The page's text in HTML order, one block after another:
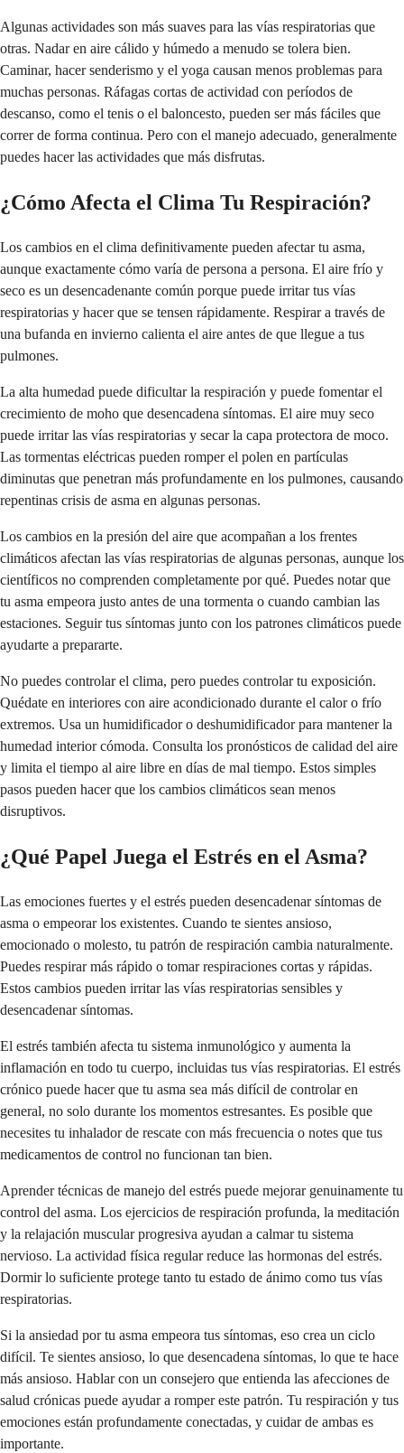
Algunas actividades son más suaves para las vías respiratorias que
otras. Nadar en aire cálido y húmedo a menudo se tolera bien.
Caminar, hacer senderismo y el yoga causan menos problemas para
muchas personas. Ráfagas cortas de actividad con períodos de
descanso, como el tenis o el baloncesto, pueden ser más fáciles que
correr de forma continua. Pero con el manejo adecuado, generalmente
puedes hacer las actividades que más disfrutas.
¿Cómo Afecta el Clima Tu Respiración?
Los cambios en el clima definitivamente pueden afectar tu asma,
aunque exactamente cómo varía de persona a persona. El aire frío y
seco es un desencadenante común porque puede irritar tus vías
respiratorias y hacer que se tensen rápidamente. Respirar a través de
una bufanda en invierno calienta el aire antes de que llegue a tus
pulmones.
La alta humedad puede dificultar la respiración y puede fomentar el
crecimiento de moho que desencadena síntomas. El aire muy seco
puede irritar las vías respiratorias y secar la capa protectora de moco.
Las tormentas eléctricas pueden romper el polen en partículas
diminutas que penetran más profundamente en los pulmones, causando
repentinas crisis de asma en algunas personas.
Los cambios en la presión del aire que acompañan a los frentes
climáticos afectan las vías respiratorias de algunas personas, aunque los
científicos no comprenden completamente por qué. Puedes notar que
tu asma empeora justo antes de una tormenta o cuando cambian las
estaciones. Seguir tus síntomas junto con los patrones climáticos puede
ayudarte a prepararte.
No puedes controlar el clima, pero puedes controlar tu exposición.
Quédate en interiores con aire acondicionado durante el calor o frío
extremos. Usa un humidificador o deshumidificador para mantener la
humedad interior cómoda. Consulta los pronósticos de calidad del aire
y limita el tiempo al aire libre en días de mal tiempo. Estos simples
pasos pueden hacer que los cambios climáticos sean menos
disruptivos.
¿Qué Papel Juega el Estrés en el Asma?
Las emociones fuertes y el estrés pueden desencadenar síntomas de
asma o empeorar los existentes. Cuando te sientes ansioso,
emocionado o molesto, tu patrón de respiración cambia naturalmente.
Puedes respirar más rápido o tomar respiraciones cortas y rápidas.
Estos cambios pueden irritar las vías respiratorias sensibles y
desencadenar síntomas.
El estrés también afecta tu sistema inmunológico y aumenta la
inflamación en todo tu cuerpo, incluidas tus vías respiratorias. El estrés
crónico puede hacer que tu asma sea más difícil de controlar en
general, no solo durante los momentos estresantes. Es posible que
necesites tu inhalador de rescate con más frecuencia o notes que tus
medicamentos de control no funcionan tan bien.
Aprender técnicas de manejo del estrés puede mejorar genuinamente tu
control del asma. Los ejercicios de respiración profunda, la meditación
y la relajación muscular progresiva ayudan a calmar tu sistema
nervioso. La actividad física regular reduce las hormonas del estrés.
Dormir lo suficiente protege tanto tu estado de ánimo como tus vías
respiratorias.
Si la ansiedad por tu asma empeora tus síntomas, eso crea un ciclo
difícil. Te sientes ansioso, lo que desencadena síntomas, lo que te hace
más ansioso. Hablar con un consejero que entienda las afecciones de
salud crónicas puede ayudar a romper este patrón. Tu respiración y tus
emociones están profundamente conectadas, y cuidar de ambas es
importante.